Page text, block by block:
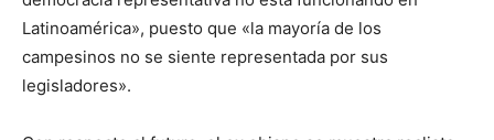
Latinoamérica», puesto que «la mayoría de los
campesinos no se siente representada por sus
legisladores».